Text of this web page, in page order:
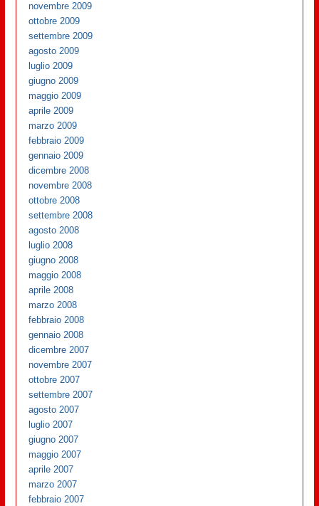
novembre 2009
ottobre 2009
settembre 2009
agosto 2009
luglio 2009
giugno 2009
maggio 2009
aprile 2009
marzo 2009
febbraio 2009
gennaio 2009
dicembre 2008
novembre 2008
ottobre 2008
settembre 2008
agosto 2008
luglio 2008
giugno 2008
maggio 2008
aprile 2008
marzo 2008
febbraio 2008
gennaio 2008
dicembre 2007
novembre 2007
ottobre 2007
settembre 2007
agosto 2007
luglio 2007
giugno 2007
maggio 2007
aprile 2007
marzo 2007
febbraio 2007